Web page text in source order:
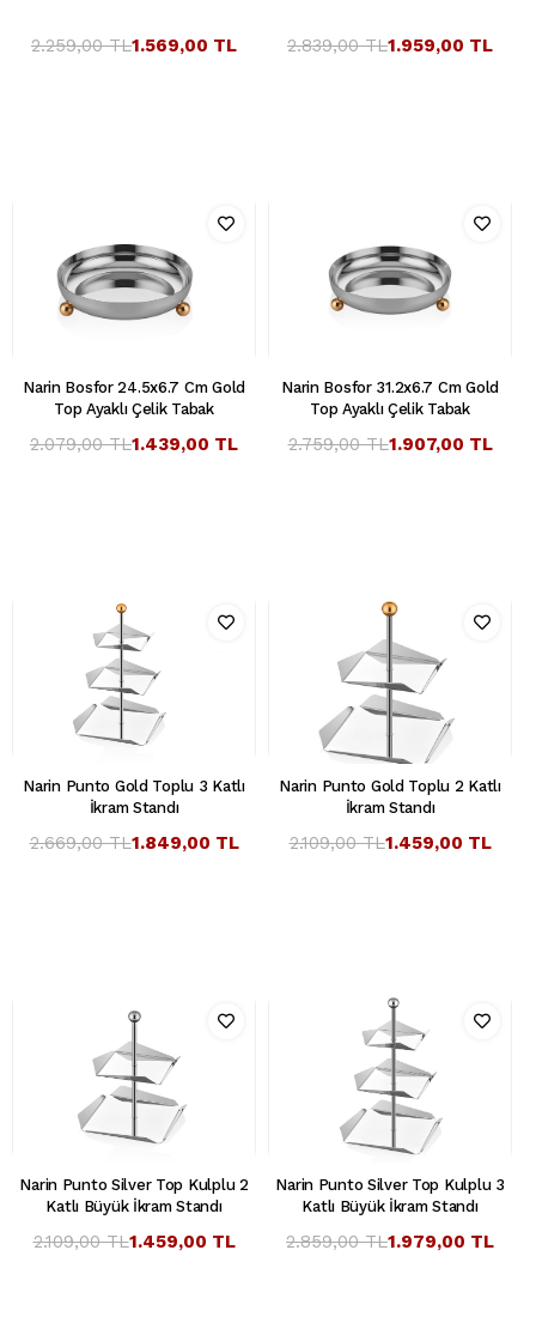
1.569,00 TL
2.259,00 TL 1.959,00 TL
2.839,00 TL
Narin Bosfor 24.5x6.7 Cm Gold
Top Ayaklı Çelik Tabak
1.439,00 TL
2.079,00 TL
Narin Bosfor 31.2x6.7 Cm Gold
Top Ayaklı Çelik Tabak
1.907,00 TL
2.759,00 TL
Narin Punto Gold Toplu 3 Katlı
İkram Standı
1.849,00 TL
2.669,00 TL
Narin Punto Gold Toplu 2 Katlı
İkram Standı
1.459,00 TL
2.109,00 TL
Narin Punto Silver Top Kulplu 2
Katlı Büyük İkram Standı
1.459,00 TL
2.109,00 TL
Narin Punto Silver Top Kulplu 3
Katlı Büyük İkram Standı
1.979,00 TL
2.859,00 TL